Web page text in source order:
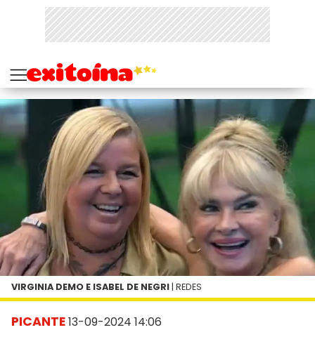
PICANTE13-09-2024 14:06
VIRGINIA DEMO E ISABEL DE NEGRI | REDES